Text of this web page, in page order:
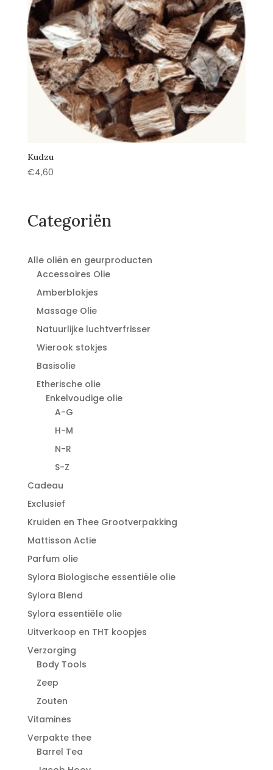
Kudzu
€4,60
Categoriën
Alle oliën en geurproducten
Accessoires Olie
Amberblokjes
Massage Olie
Natuurlijke luchtverfrisser
Wierook stokjes
Basisolie
Etherische olie
Enkelvoudige olie
A-G
H-M
N-R
S-Z
Cadeau
Exclusief
Kruiden en Thee Grootverpakking
Mattisson Actie
Parfum olie
Sylora Biologische essentiële olie
Sylora Blend
Sylora essentiële olie
Uitverkoop en THT koopjes
Verzorging
Body Tools
Zeep
Zouten
Vitamines
Verpakte thee
Barrel Tea